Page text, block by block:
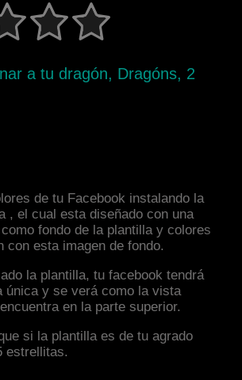
a tu dragón, Dragóns, 2
de tu Facebook instalando la
, el cual esta diseñado con una
fondo de la plantilla y colores
con esta imagen de fondo.
la plantilla, tu facebook tendrá
única y se verá como la vista
en la parte superior.
si la plantilla es de tu agrado
estrellitas.